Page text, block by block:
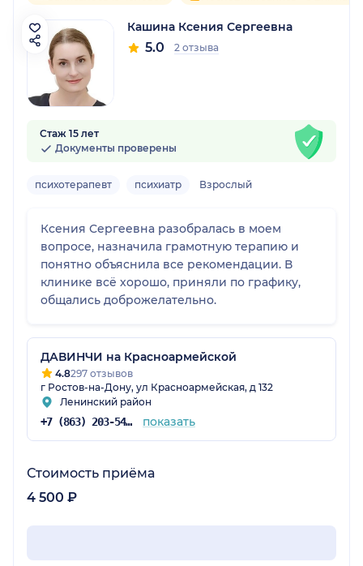
Кашина Ксения Сергеевна
5.0 2 отзыва
Стаж 15 лет
Документы проверены
психотерапевт психиатр Взрослый
Ксения Сергеевна разобралась в моем
вопросе, назначила грамотную терапию и
понятно объяснила все рекомендации. В
клинике всё хорошо, приняли по графику,
общались доброжелательно.
ДАВИНЧИ на Красноармейской
4.8297 отзывов
г Ростов-на-Дону, ул Красноармейская, д 132
Ленинский район
+7 (863) 203-54-50 показать
Стоимость приёма
4 500 ₽